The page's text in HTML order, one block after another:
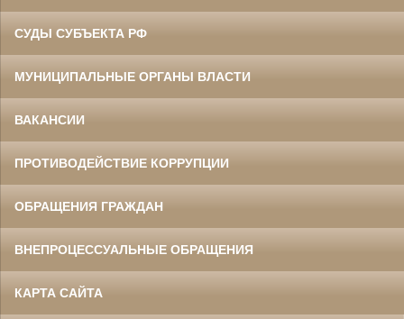
СУДЫ СУБЪЕКТА РФ
МУНИЦИПАЛЬНЫЕ ОРГАНЫ ВЛАСТИ
ВАКАНСИИ
ПРОТИВОДЕЙСТВИЕ КОРРУПЦИИ
ОБРАЩЕНИЯ ГРАЖДАН
ВНЕПРОЦЕССУАЛЬНЫЕ ОБРАЩЕНИЯ
КАРТА САЙТА